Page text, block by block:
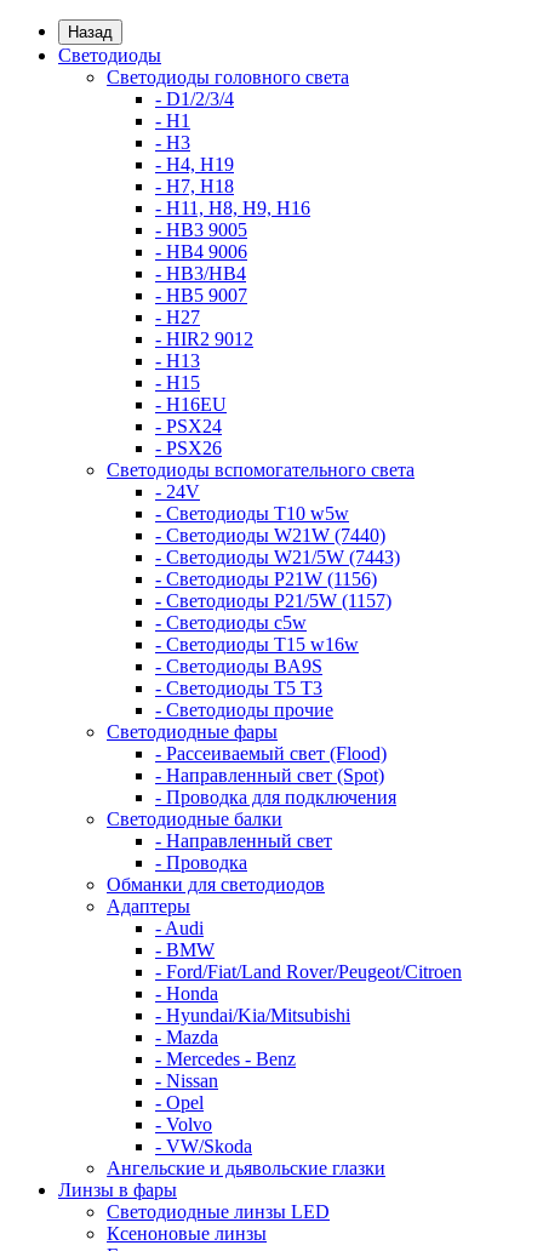
Назад
Светодиоды
Светодиоды головного света
- D1/2/3/4
- H1
- H3
- H4, H19
- H7, H18
- H11, H8, H9, H16
- HB3 9005
- HB4 9006
- HB3/HB4
- HB5 9007
- H27
- HIR2 9012
- H13
- H15
- H16EU
- PSX24
- PSX26
Светодиоды вспомогательного света
- 24V
- Светодиоды T10 w5w
- Светодиоды W21W (7440)
- Светодиоды W21/5W (7443)
- Светодиоды P21W (1156)
- Светодиоды P21/5W (1157)
- Светодиоды c5w
- Светодиоды T15 w16w
- Светодиоды BA9S
- Светодиоды T5 T3
- Светодиоды прочие
Светодиодные фары
- Рассеиваемый свет (Flood)
- Направленный свет (Spot)
- Проводка для подключения
Светодиодные балки
- Направленный свет
- Проводка
Обманки для светодиодов
Адаптеры
- Audi
- BMW
- Ford/Fiat/Land Rover/Peugeot/Citroen
- Honda
- Hyundai/Kia/Mitsubishi
- Mazda
- Mercedes - Benz
- Nissan
- Opel
- Volvo
- VW/Skoda
Ангельские и дьявольские глазки
Линзы в фары
Светодиодные линзы LED
Ксеноновые линзы